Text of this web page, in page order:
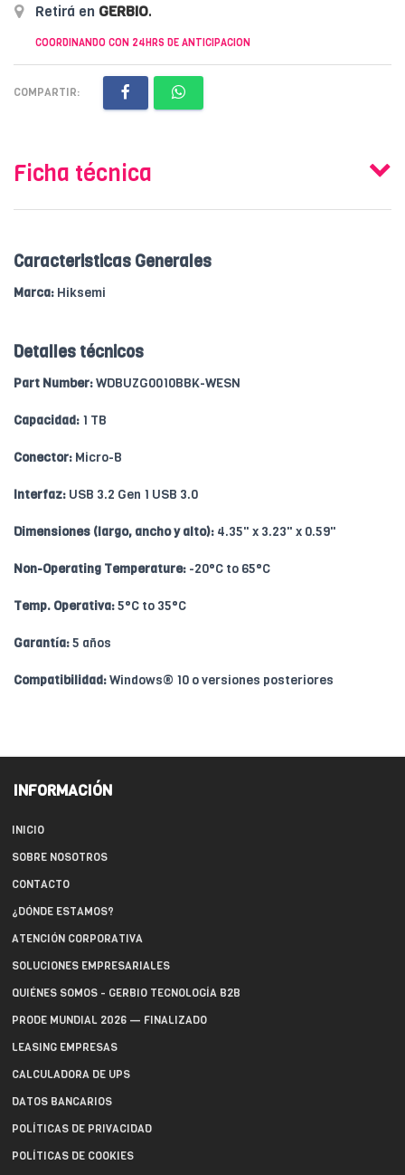
Retirá en GERBIO.
COORDINANDO CON 24HRS DE ANTICIPACION
COMPARTIR:
Ficha técnica
Caracteristicas Generales
Marca: Hiksemi
Detalles técnicos
Part Number:WDBUZG0010BBK-WESN
Capacidad: 1 TB
Conector: Micro-B
Interfaz: USB 3.2 Gen 1 USB 3.0
Dimensiones (largo, ancho y alto): 4.35" x 3.23" x 0.59"
Non-Operating Temperature: -20°C to 65°C
Temp. Operativa:5°C to 35°C
Garantía:5 años
Compatibilidad:Windows® 10 o versiones posteriores
INFORMACIÓN
INICIO
SOBRE NOSOTROS
CONTACTO
¿DÓNDE ESTAMOS?
ATENCIÓN CORPORATIVA
SOLUCIONES EMPRESARIALES
QUIÉNES SOMOS - GERBIO TECNOLOGÍA B2B
PRODE MUNDIAL 2026 — FINALIZADO
LEASING EMPRESAS
CALCULADORA DE UPS
DATOS BANCARIOS
POLÍTICAS DE PRIVACIDAD
POLÍTICAS DE COOKIES